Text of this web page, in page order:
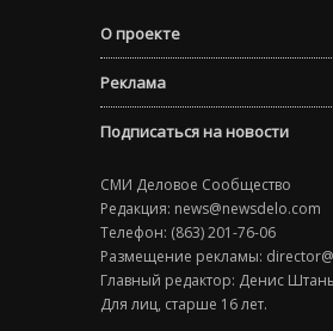
О проекте
Реклама
Подписаться на новости
СМИ Деловое Сообщество
Редакция: news@newsdelo.com
Телефон: (863) 201-76-06
Размещение рекламы:
Главный редактор: Денис
Для лиц, старше 16 лет.